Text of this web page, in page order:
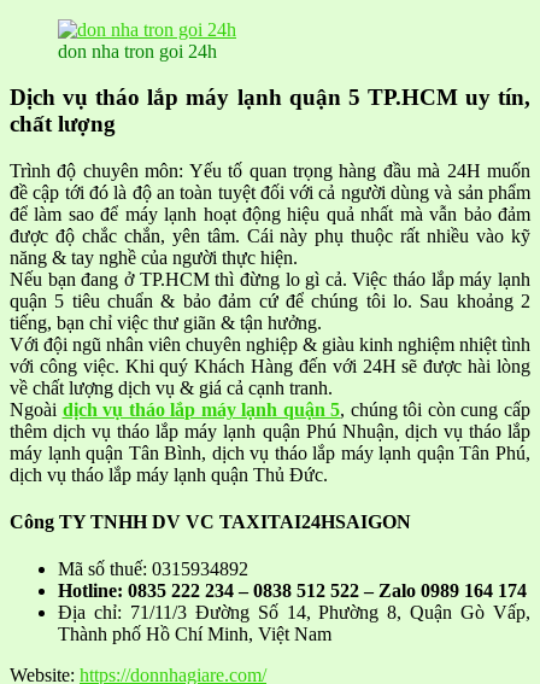
don nha tron goi 24h
Dịch vụ tháo lắp máy lạnh quận 5 TP.HCM uy tín,
chất lượng
Trình độ chuyên môn: Yếu tố quan trọng hàng đầu mà 24H muốn
đề cập tới đó là độ an toàn tuyệt đối với cả người dùng và sản phẩm
để làm sao để máy lạnh hoạt động hiệu quả nhất mà vẫn bảo đảm
được độ chắc chắn, yên tâm. Cái này phụ thuộc rất nhiều vào kỹ
năng & tay nghề của người thực hiện.
Nếu bạn đang ở TP.HCM thì đừng lo gì cả. Việc tháo lắp máy lạnh
quận 5 tiêu chuẩn & bảo đảm cứ để chúng tôi lo. Sau khoảng 2
tiếng, bạn chỉ việc thư giãn & tận hưởng.
Với đội ngũ nhân viên chuyên nghiệp & giàu kinh nghiệm nhiệt tình
với công việc. Khi quý Khách Hàng đến với 24H sẽ được hài lòng
về chất lượng dịch vụ & giá cả cạnh tranh.
Ngoài dịch vụ tháo lắp máy lạnh quận 5, chúng tôi còn cung cấp
thêm dịch vụ tháo lắp máy lạnh quận Phú Nhuận, dịch vụ tháo lắp
máy lạnh quận Tân Bình, dịch vụ tháo lắp máy lạnh quận Tân Phú,
dịch vụ tháo lắp máy lạnh quận Thủ Đức.
Công TY TNHH DV VC TAXITAI24HSAIGON
Mã số thuế: 0315934892
Hotline: 0835 222 234 – 0838 512 522 – Zalo 0989 164 174
Địa chỉ: 71/11/3 Đường Số 14, Phường 8, Quận Gò Vấp,
Thành phố Hồ Chí Minh, Việt Nam
Website: https://donnhagiare.com/